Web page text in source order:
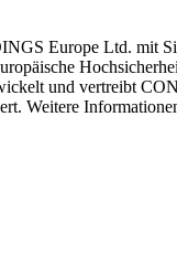
Europe Ltd. mit
und vertreibt
Weitere